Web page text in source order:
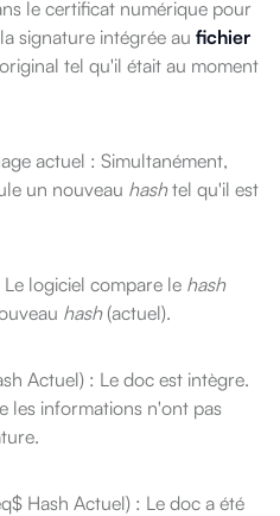
le certificat numérique pour
signature intégrée au fichier
tel qu'il était au moment
actuel : Simultanément,
un nouveau hashtel qu'il est
logiciel compare le hash
hash(actuel).
Actuel) : Le doc est intègre.
les informations n'ont pas
Hash Actuel) : Le doc a été